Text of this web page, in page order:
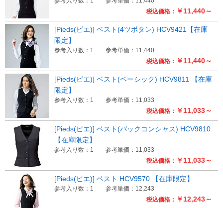
税込価格： ￥11,440～
税込価格： ￥11,440～
[Pieds(ピエ)] ベスト(4ツボタン) HCV9421【在庫
限定】
参考入り数：1 参考単価：11,440
税込価格： ￥11,033～
[Pieds(ピエ)] ベスト(ベーシック) HCV9811 【在庫
限定】
参考入り数：1 参考単価：11,033
税込価格： ￥11,033～
[Pieds(ピエ)] ベスト(バックコンシャス) HCV9810
【在庫限定】
参考入り数：1 参考単価：11,033
税込価格： ￥12,243～
[Pieds(ピエ)] ベスト HCV9570 【在庫限定】
参考入り数：1 参考単価：12,243